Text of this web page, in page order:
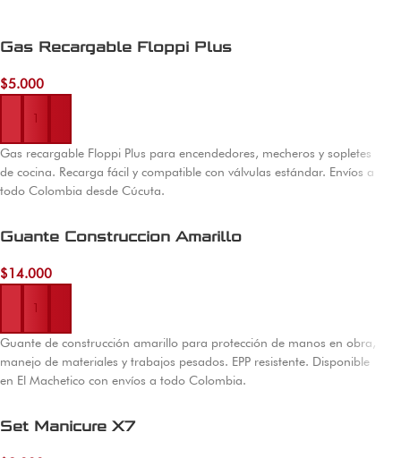
Gas Recargable Floppi Plus
$5.000
Añadir al carrito
Gas recargable Floppi Plus para encendedores, mecheros y sopletes
de cocina. Recarga fácil y compatible con válvulas estándar. Envíos a
todo Colombia desde Cúcuta.
Guante Construccion Amarillo
$14.000
Añadir al carrito
Guante de construcción amarillo para protección de manos en obra,
manejo de materiales y trabajos pesados. EPP resistente. Disponible
en El Machetico con envíos a todo Colombia.
Set Manicure X7